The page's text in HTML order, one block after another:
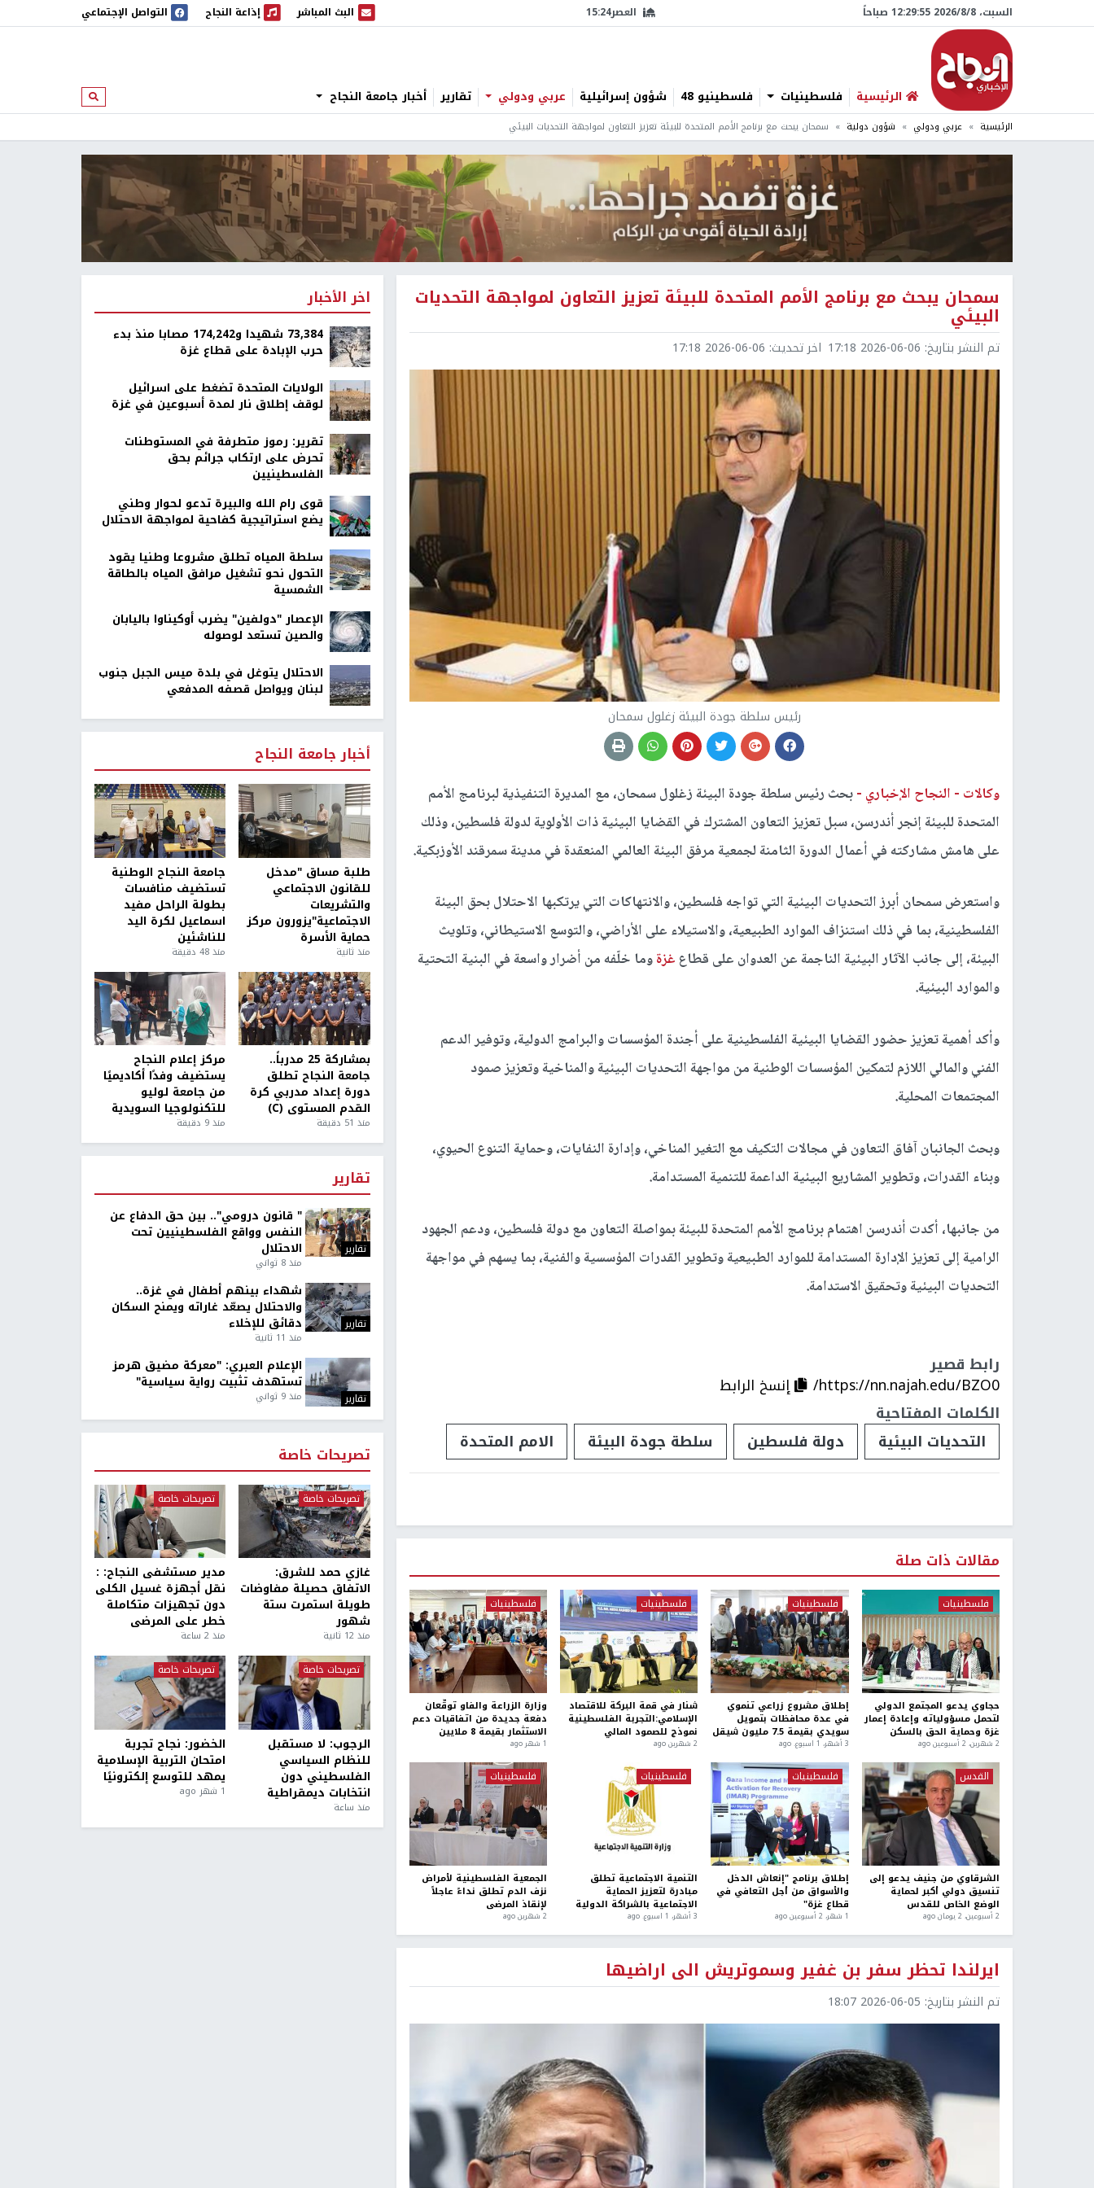
السبت، 8/‏8/‏2026 12:29:56 صباحاً العصر15:24 البث المباشر
البث المباشر إذاعة النجاح
إذاعة النجاح التواصل الإجتماعي
الرئيسية فلسطينيات فلسطينيو 48 شؤون إسرائيلية عربي ودولي تقارير أخبار جامعة النجاح ابحث
الرئيسية عربي ودولي شؤون دولية سمحان يبحث مع برنامج الأمم المتحدة للبيئة تعزيز التعاون لمواجهة التحديات البيئي
سمحان يبحث مع برنامج الأمم المتحدة للبيئة تعزيز التعاون لمواجهة التحديات
البيئي
تم النشر بتاريخ: 2026-06-06 17:18 اخر تحديث: 2026-06-06 17:18
رئيس سلطة جودة البيئة زغلول سمحان
وكالات - النجاح الإخباري -بحث رئيس سلطة جودة البيئة زغلول سمحان، مع المديرة التنفيذية لبرنامج الأمم
المتحدة للبيئة إنجر أندرسن، سبل تعزيز التعاون المشترك في القضايا البيئية ذات الأولوية لدولة فلسطين، وذلك
على هامش مشاركته في أعمال الدورة الثامنة لجمعية مرفق البيئة العالمي المنعقدة في مدينة سمرقند الأوزبكية.
واستعرض سمحان أبرز التحديات البيئية التي تواجه فلسطين، والانتهاكات التي يرتكبها الاحتلال بحق البيئة
الفلسطينية، بما في ذلك استنزاف الموارد الطبيعية، والاستيلاء على الأراضي، والتوسع الاستيطاني، وتلويث
البيئة، إلى جانب الآثار البيئية الناجمة عن العدوان على قطاع غزةوما خلّفه من أضرار واسعة في البنية التحتية
والموارد البيئية.
وأكد أهمية تعزيز حضور القضايا البيئية الفلسطينية على أجندة المؤسسات والبرامج الدولية، وتوفير الدعم
الفني والمالي اللازم لتمكين المؤسسات الوطنية من مواجهة التحديات البيئية والمناخية وتعزيز صمود
المجتمعات المحلية.
وبحث الجانبان آفاق التعاون في مجالات التكيف مع التغير المناخي، وإدارة النفايات، وحماية التنوع الحيوي،
وبناء القدرات، وتطوير المشاريع البيئية الداعمة للتنمية المستدامة.
من جانبها، أكدت أندرسن اهتمام برنامج الأمم المتحدة للبيئة بمواصلة التعاون مع دولة فلسطين، ودعم الجهود
الرامية إلى تعزيز الإدارة المستدامة للموارد الطبيعية وتطوير القدرات المؤسسية والفنية، بما يسهم في مواجهة
التحديات البيئية وتحقيق الاستدامة.
رابط قصير
https://nn.najah.edu/BZO0/
إنسخ الرابط
الكلمات المفتاحية
التحديات البيئية
دولة فلسطين سلطة جودة البيئة الامم المتحدة
مقالات ذات صلة
فلسطينيات
حجاوي يدعو المجتمع الدولي
لتحمل مسؤولياته وإعادة إعمار
غزة وحماية الحق بالسكن
2 شهرين، 2 أسبوعين ago
فلسطينيات
إطلاق مشروع زراعي تنموي
في عدة محافظات بتمويل
سويدي بقيمة 7.5 مليون شيقل
3 أشهر، 1 اسبوع. ago
فلسطينيات
شنار في قمة البركة للاقتصاد
الإسلامي:التجربة الفلسطينية
نموذج للصمود المالي
2 شهرين ago
فلسطينيات
وزارة الزراعة والفاو توقّعان
دفعة جديدة من اتفاقيات دعم
الاستثمار بقيمة 8 ملايين
1 شهر ago
القدس
الشرقاوي من جنيف يدعو إلى
تنسيق دولي أكبر لحماية
الوضع الخاص للقدس
2 أسبوعين، 2 يومان ago
فلسطينيات
إطلاق برنامج "إنعاش الدخل
والأسواق من أجل التعافي في
قطاع غزة"
1 شهر، 2 أسبوعين ago
فلسطينيات
التنمية الاجتماعية تطلق
مبادرة لتعزيز الحماية
الاجتماعية بالشراكة الدولية
3 أشهر، 1 اسبوع. ago
فلسطينيات
الجمعية الفلسطينية لأمراض
نزف الدم تطلق نداءً عاجلاً
لإنقاذ المرضى
2 شهرين ago
ايرلندا تحظر سفر بن غفير وسموتريش الى اراضيها
تم النشر بتاريخ: 2026-06-05 18:07
اخر الأخبار
73,384 شهيدا و174,242 مصابا منذ بدء
حرب الإبادة على قطاع غزة
الولايات المتحدة تضغط على اسرائيل
لوقف إطلاق نار لمدة أسبوعين في غزة
تقرير: رموز متطرفة في المستوطنات
تحرض على ارتكاب جرائم بحق
الفلسطينيين
قوى رام الله والبيرة تدعو لحوار وطني
يضع استراتيجية كفاحية لمواجهة الاحتلال
سلطة المياه تطلق مشروعا وطنيا يقود
التحول نحو تشغيل مرافق المياه بالطاقة
الشمسية
الإعصار "دولفين" يضرب أوكيناوا باليابان
والصين تستعد لوصوله
الاحتلال يتوغل في بلدة ميس الجبل جنوب
لبنان ويواصل قصفه المدفعي
أخبار جامعة النجاح
طلبة مساق "مدخل
للقانون الاجتماعي
والتشريعات
الاجتماعية"يزورون مركز
حماية الأسرة
منذ ثانية
جامعة النجاح الوطنية
تستضيف منافسات
بطولة الراحل مفيد
اسماعيل لكرة اليد
للناشئين
منذ 48 دقيقة
بمشاركة 25 مدرباً..
جامعة النجاح تطلق
دورة إعداد مدربي كرة
القدم المستوى (C)
منذ 51 دقيقة
مركز إعلام النجاح
يستضيف وفدًا أكاديميًا
من جامعة لوليو
للتكنولوجيا السويدية
منذ 9 دقيقة
تقارير
تقارير
" قانون درومي".. بين حق الدفاع عن
النفس وواقع الفلسطينيين تحت
الاحتلال
منذ 8 ثواني
تقارير
شهداء بينهم أطفال في غزة..
والاحتلال يصعّد غاراته ويمنح السكان
دقائق للإخلاء
منذ 11 ثانية
تقارير
الإعلام العبري: "معركة مضيق هرمز
تستهدف تثبيت رواية سياسية"
منذ 9 ثواني
تصريحات خاصة
تصريحات خاصة
غازي حمد للشرق:
الاتفاق حصيلة مفاوضات
طويلة استمرت ستة
شهور
منذ 12 ثانية
تصريحات خاصة
مدير مستشفى النجاح: :
نقل أجهزة غسيل الكلى
دون تجهيزات متكاملة
خطر على المرضى
منذ 2 ساعة
تصريحات خاصة
الرجوب: لا مستقبل
للنظام السياسي
الفلسطيني دون
انتخابات ديمقراطية
منذ ساعة
تصريحات خاصة
الخضور: نجاح تجربة
امتحان التربية الإسلامية
يمهد للتوسع إلكترونيًا
1 شهر ago